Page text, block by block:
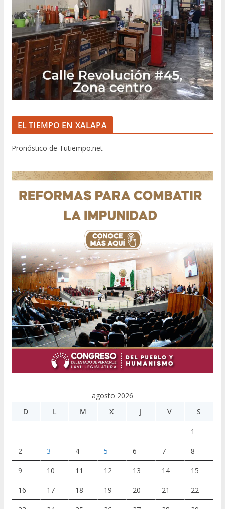
EL TIEMPO EN XALAPA
Pronóstico de Tutiempo.net
agosto 2026
D
L M X J V S
1
2 3 4 5 6 7 8
9 10 11 12 13 14 15
16 17 18 19 20 21 22